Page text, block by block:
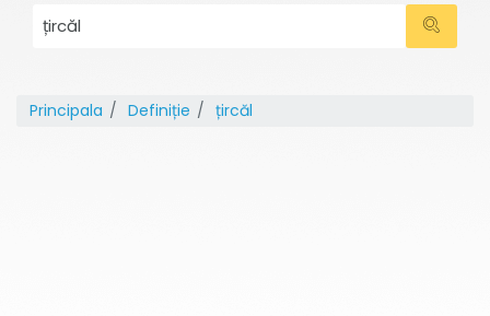
Principala Definiție țircăl